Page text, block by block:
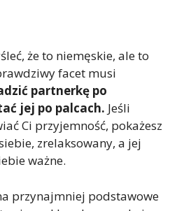
że to niemęskie, ale to
facet musi
partnerkę po
jej po palcach. Jeśli
Ci przyjemność, pokażesz
zrelaksowany, a jej
ważne.
przynajmniej podstawowe